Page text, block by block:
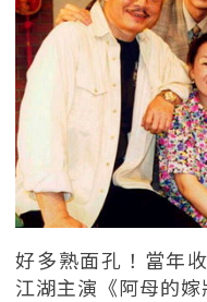
好多熟面孔！當年
江湖主演《阿母的嫁